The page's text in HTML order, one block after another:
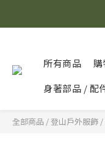
所有商品
身著部品 / 配
全部商品 / 登山戶外服飾 /